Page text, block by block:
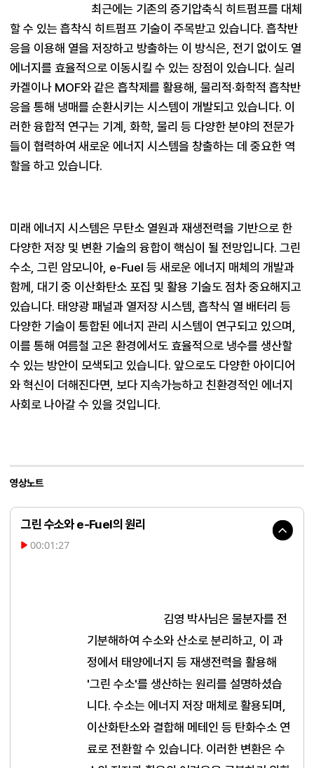
최근에는 기존의 증기압축식 히트펌프를 대체
할 수 있는 흡착식 히트펌프 기술이 주목받고 있습니다. 흡착반
응을 이용해 열을 저장하고 방출하는 이 방식은, 전기 없이도 열
에너지를 효율적으로 이동시킬 수 있는 장점이 있습니다. 실리
카겔이나 MOF와 같은 흡착제를 활용해, 물리적·화학적 흡착반
응을 통해 냉매를 순환시키는 시스템이 개발되고 있습니다. 이
러한 융합적 연구는 기계, 화학, 물리 등 다양한 분야의 전문가
들이 협력하여 새로운 에너지 시스템을 창출하는 데 중요한 역
미래 에너지 시스템은 무탄소 열원과 재생전력을 기반으로 한
다양한 저장 및 변환 기술의 융합이 핵심이 될 전망입니다. 그린
수소, 그린 암모니아, e-Fuel 등 새로운 에너지 매체의 개발과
함께, 대기 중 이산화탄소 포집 및 활용 기술도 점차 중요해지고
있습니다. 태양광 패널과 열저장 시스템, 흡착식 열 배터리 등
다양한 기술이 통합된 에너지 관리 시스템이 연구되고 있으며,
이를 통해 여름철 고온 환경에서도 효율적으로 냉수를 생산할
수 있는 방안이 모색되고 있습니다. 앞으로도 다양한 아이디어
와 혁신이 더해진다면, 보다 지속가능하고 친환경적인 에너지
사회로 나아갈 수 있을 것입니다.
영상노트
그린 수소와 e-Fuel의 원리
00:01:27
김영 박사님은 물분자를 전
기분해하여 수소와 산소로 분리하고, 이 과
정에서 태양에너지 등 재생전력을 활용해
'그린 수소'를 생산하는 원리를 설명하셨습
니다. 수소는 에너지 저장 매체로 활용되며,
이산화탄소와 결합해 메테인 등 탄화수소 연
료로 전환할 수 있습니다. 이러한 변환은 수